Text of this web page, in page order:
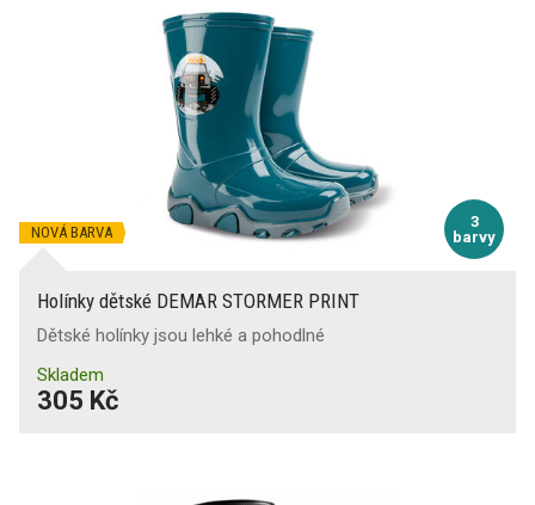
3
barvy
NOVÁ BARVA
Holínky dětské DEMAR STORMER PRINT
Dětské holínky jsou lehké a pohodlné
Skladem
305 Kč